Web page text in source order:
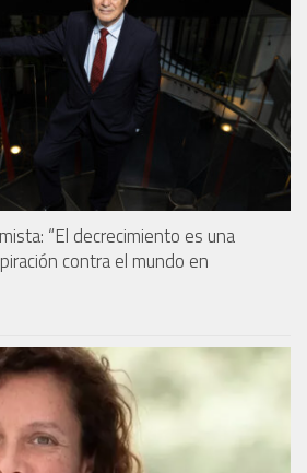
“El decrecimiento es una
contra el mundo en